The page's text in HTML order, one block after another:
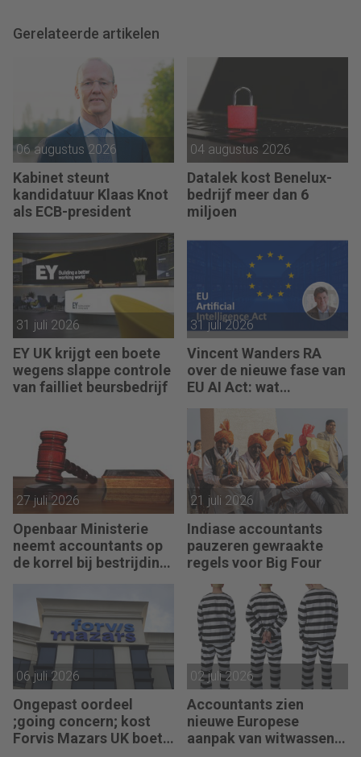
Gerelateerde artikelen
06 augustus 2026
Kabinet steunt
kandidatuur Klaas Knot
als ECB-president
04 augustus 2026
Datalek kost Benelux-
bedrijf meer dan 6
miljoen
31 juli 2026
EY UK krijgt een boete
wegens slappe controle
van failliet beursbedrijf
31 juli 2026
Vincent Wanders RA
over de nieuwe fase van
EU AI Act: wat
regelen
27 juli 2026
Openbaar Ministerie
neemt accountants op
de korrel bij bestrijding
21 juli 2026
Indiase accountants
pauzeren gewraakte
regels voor Big Four
06 juli 2026
Ongepast oordeel
;going concern; kost
Forvis Mazars UK boete
02 juli 2026
Accountants zien
nieuwe Europese
aanpak van witwassen